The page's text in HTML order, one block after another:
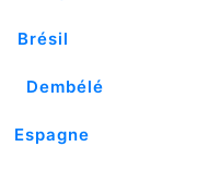
Brésil
Dembélé
Espagne